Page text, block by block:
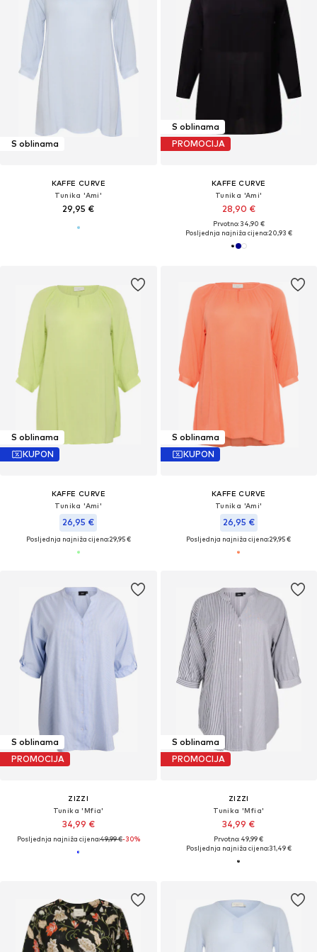
S oblinama
KAFFE CURVE
Tunika 'Ami'
29,95 €
S oblinama
PROMOCIJA
KAFFE CURVE
Tunika 'Ami'
28,90 €
Prvotno: 34,90 €
Posljednja najniža cijena:20,93 €
S oblinama
KUPON
KAFFE CURVE
Tunika 'Ami'
26,95 €
Posljednja najniža cijena:29,95 €
S oblinama
KUPON
KAFFE CURVE
Tunika 'Ami'
26,95 €
Posljednja najniža cijena:29,95 €
S oblinama
PROMOCIJA
ZIZZI
Tunika 'Mfia'
34,99 €
Posljednja najniža cijena:49,99 €-30%
S oblinama
PROMOCIJA
ZIZZI
Tunika 'Mfia'
34,99 €
Prvotno: 49,99 €
Posljednja najniža cijena:31,49 €